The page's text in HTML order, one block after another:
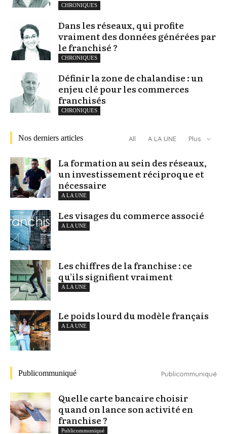
CHRONIQUES
Dans les réseaux, qui profite
vraiment des données générées par
le franchisé ?
CHRONIQUES
Définir la zone de chalandise : un
enjeu clé pour les commerces
franchisés
CHRONIQUES
Nos derniers articles All A LA UNE Plus
La formation au sein des réseaux,
un investissement réciproque et
nécessaire
A LA UNE
Les visages du commerce associé
A LA UNE
Les chiffres de la franchise : ce
qu’ils signifient vraiment
A LA UNE
Le poids lourd du modèle français
A LA UNE
Publicommuniqué Publicommuniqué
Quelle carte bancaire choisir
quand on lance son activité en
franchise ?
Publicommuniqué